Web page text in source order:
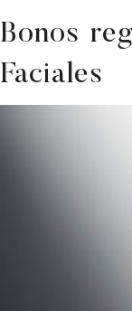
Bonos
Faciales